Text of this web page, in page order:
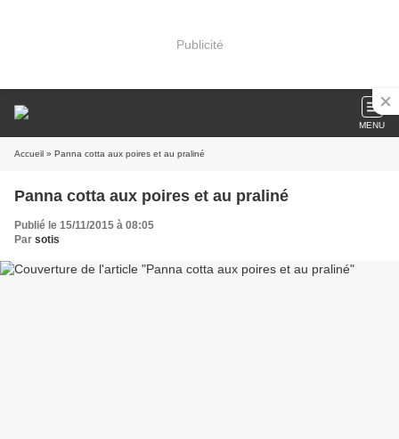
Publicité
MENU
Accueil » Panna cotta aux poires et au praliné
Panna cotta aux poires et au praliné
Publié le 15/11/2015 à 08:05
Par sotis